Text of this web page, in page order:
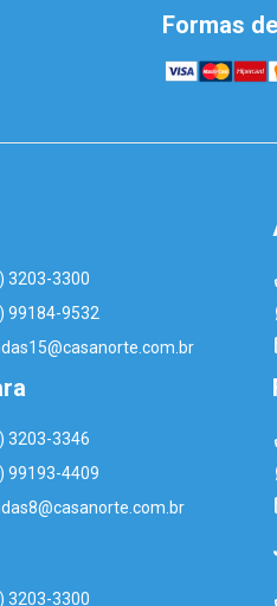
Formas
3203-3300
99184-9532
3203-3346
99193-4409
3203-3300